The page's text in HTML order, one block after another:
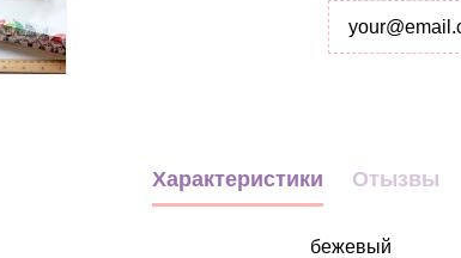
Характеристики Отызвы
бежевый